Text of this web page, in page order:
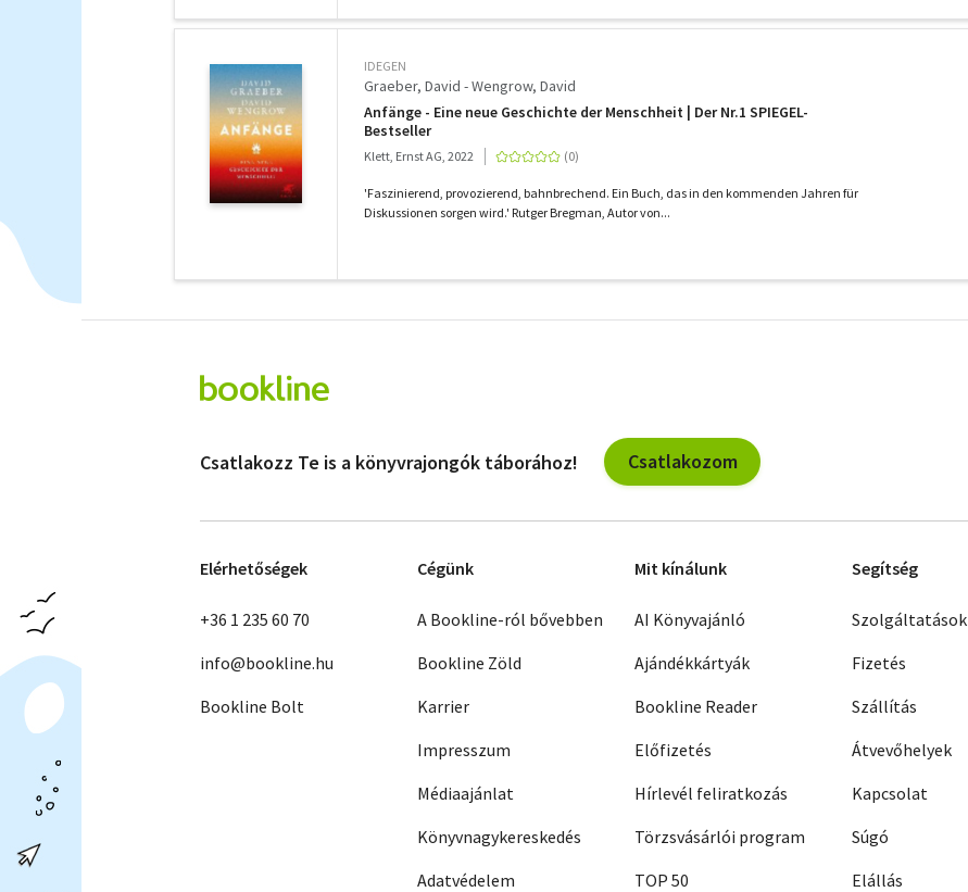
IDEGEN
Graeber, David - Wengrow, David
Anfänge - Eine neue Geschichte der Menschheit | Der Nr.1 SPIEGEL-
Bestseller
Klett, Ernst AG, 2022
'Faszinierend, provozierend, bahnbrechend. Ein Buch, das in den kommenden Jahren für
Diskussionen sorgen wird.' Rutger Bregman, Autor von...
szűrők
Csatlakozz Te is a könyvrajongók táborához! Csatlakozom
Elérhetőségek
+36 1 235 60 70
info@bookline.hu
Bookline Bolt
Cégünk
A Bookline-ról bővebben
Bookline Zöld
Karrier
Impresszum
Médiaajánlat
Könyvnagykereskedés
Adatvédelem
Mit kínálunk
AI Könyvajánló
Ajándékkártyák
Bookline Reader
Előfizetés
Hírlevél feliratkozás
Törzsvásárlói program
TOP 50
Segítség
Szolgáltatások
Fizetés
Szállítás
Átvevőhelyek
Kapcsolat
Súgó
Elállás